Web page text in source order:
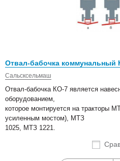
Отвал-бабочка коммунальный
Сальсксельмаш
Отвал-бабочка КО-7 является
оборудованием,
которое монтируется на тракторы
усиленным мостом), МТЗ
1025, МТЗ 1221.